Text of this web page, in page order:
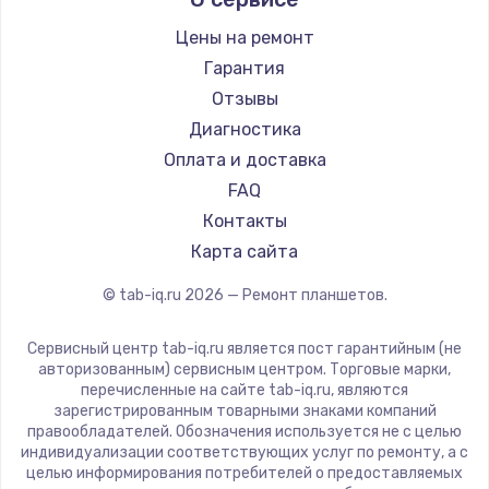
1330 руб.
Заказать
Замена видеокарты
2100 руб.
Заказать
Заказать
Замена материнской платы
1590 руб.
Заказать
BlackView
Amazon
Aquarius
Philips
Dell
HP
Getac
ZTE
CHUWI
Цены на ремонт
Гарантия
Отзывы
Диагностика
Оплата и доставка
FAQ
Контакты
Карта сайта
© tab-iq.ru 2026 — Ремонт планшетов.
Сервисный центр tab-iq.ru является пост гарантийным (не
авторизованным) сервисным центром. Торговые марки,
перечисленные на сайте tab-iq.ru, являются
зарегистрированным товарными знаками компаний
правообладателей. Обозначения используется не с целью
индивидуализации соответствующих услуг по ремонту, а с
целью информирования потребителей о предоставляемых